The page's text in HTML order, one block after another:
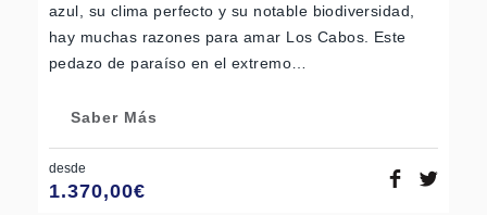
Bebidas típicas
como el pozol con coco, tequila, mezcal, el Xtabentún y el
balché. También cerveza, vino, café y té.
Guayabas en almíbar y Galletas de amaranto, entre otros
azul, su clima perfecto y su notable biodiversidad,
hay muchas razones para amar Los Cabos. Este
pedazo de paraíso en el extremo…
Saber Más
desde
1.370,00€